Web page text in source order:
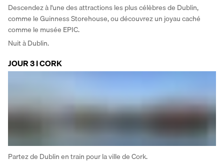
Descendez à l'une des attractions les plus célèbres de Dublin,
comme le Guinness Storehouse, ou découvrez un joyau caché
comme le musée EPIC.
Nuit à Dublin.
JOUR 3 I CORK
Partez de Dublin en train pour la ville de Cork.